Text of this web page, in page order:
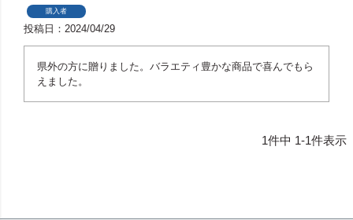
購入者
投稿日 2024/04/29
県外の方に贈りました。バラエティ豊かな商品で喜んでもら
えました。
1件中 1-1件表示